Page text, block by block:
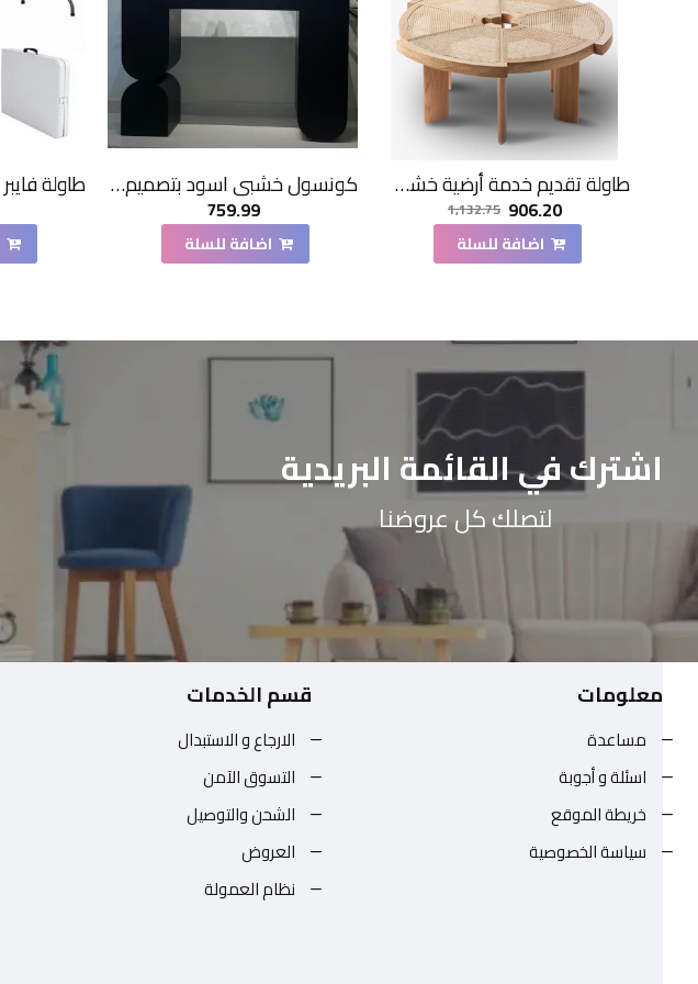
طاولة تقديم خدمة أرضية خشبي مدور 120*120*33سم
906.20
1,132.75
اضافة للسلة
كونسول خشبي اسود بتصميم انيق 140×40×90سم
759.99
اضافة للسلة
اشترك في القائمة البريدية
لتصلك كل عروضنا
معلومات
مساعدة
اسئلة و أجوبة
خريطة الموقع
سياسة الخصوصية
قسم الخدمات
الارجاع و الاستبدال
التسوق الآمن
الشحن والتوصيل
العروض
نظام العمولة